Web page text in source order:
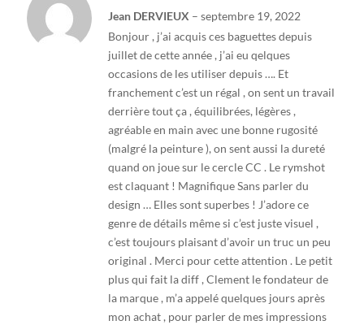
5
Jean DERVIEUX – septembre 19, 2022
Bonjour , j’ai acquis ces baguettes depuis
juillet de cette année , j’ai eu qelques
occasions de les utiliser depuis …. Et
franchement c’est un régal , on sent un travail
derrière tout ça , équilibrées, légères ,
agréable en main avec une bonne rugosité
(malgré la peinture ), on sent aussi la dureté
quand on joue sur le cercle CC . Le rymshot
est claquant ! Magnifique Sans parler du
design … Elles sont superbes ! J’adore ce
genre de détails même si c’est juste visuel ,
c’est toujours plaisant d’avoir un truc un peu
original . Merci pour cette attention . Le petit
plus qui fait la diff , Clement le fondateur de
la marque , m’a appelé quelques jours après
mon achat , pour parler de mes impressions